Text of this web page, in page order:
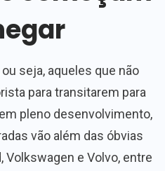
seja, aqueles que não
para transitarem para
pleno desenvolvimento,
vão além das óbvias
Volkswagen e Volvo, entre